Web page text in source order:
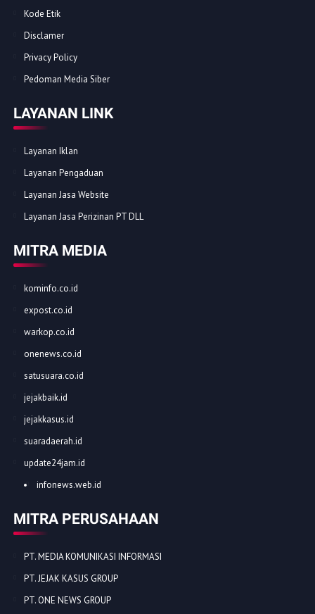
Kode Etik
Disclamer
Privacy Policy
Pedoman Media Siber
LAYANAN LINK
Layanan Iklan
Layanan Pengaduan
Layanan Jasa Website
Layanan Jasa Perizinan PT DLL
MITRA MEDIA
kominfo.co.id
expost.co.id
warkop.co.id
onenews.co.id
satusuara.co.id
jejakbaik.id
jejakkasus.id
suaradaerah.id
update24jam.id
infonews.web.id
MITRA PERUSAHAAN
PT. MEDIA KOMUNIKASI INFORMASI
PT. JEJAK KASUS GROUP
PT. ONE NEWS GROUP